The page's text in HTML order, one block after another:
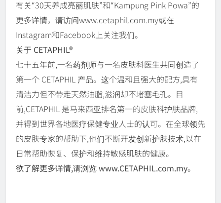
有关“30天养成亮丽肌肤”和“Kampung Pink Powa”的
更多详情，请访问www.cetaphil.com.my或在
Instagram和Facebook上关注我们。
关于 CETAPHIL®
七十五年前,一名药剂师与一名皮肤科医生共同创造了
第一个 CETAPHIL 产品。这个温和且强大的配方,具有
清洁力但不带走天然油脂,滋润却不堵塞毛孔。目
前,CETAPHIL 是马来西亚排名第一的皮肤科护肤品牌,
并得到世界各地医疗保健专业人士的认可。在全球领先
的皮肤专家的帮助下,他们不断开发创新护肤技术,以在
日常帮助恢复、保护和维持敏感肌肤的健康。
欲了解更多详情,请浏览 www.CETAPHIL.com.my。